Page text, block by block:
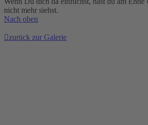
nicht mehr siehst.
Nach oben
zurück zur Galerie